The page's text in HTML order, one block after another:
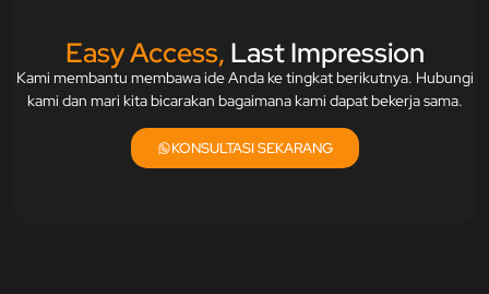
Easy Access, Last Impression
Kami membantu membawa ide Anda ke tingkat berikutnya. Hubungi
kami dan mari kita bicarakan bagaimana kami dapat bekerja sama.
KONSULTASI SEKARANG